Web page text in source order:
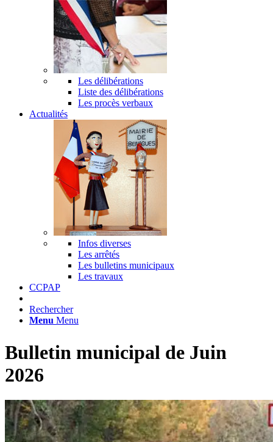
Les délibérations
Liste des délibérations
Les procès verbaux
Actualités
Infos diverses
Les arrêtés
Les bulletins municipaux
Les travaux
CCPAP
Rechercher
Menu Menu
Bulletin municipal de Juin
2026